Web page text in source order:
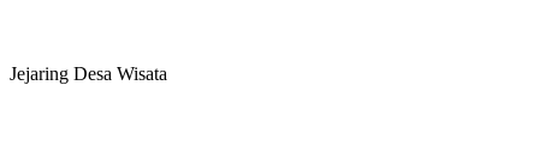
Jejaring Desa Wisata